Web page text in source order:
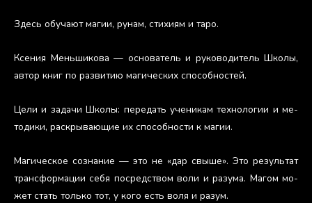
Здесь обу­ча­ют ма­гии, ру­нам, сти­хи­ям и та­ро.
Ксе­ния Мень­ши­кова — ос­но­ватель и ру­ково­дитель Шко­лы,
ав­тор книг по раз­ви­тию ма­гичес­ких спо­соб­ностей.
Це­ли и за­дачи Шко­лы: пе­редать уче­никам тех­но­логии и ме­
тоди­ки, рас­кры­ва­ющие их спо­соб­ности к ма­гии.
Ма­гичес­кое соз­на­ние — это не «дар свы­ше». Это ре­зуль­тат
тран­сфор­ма­ции се­бя пос­редс­твом во­ли и ра­зума. Ма­гом мо­
жет стать толь­ко тот, у ко­го есть во­ля и ра­зум.